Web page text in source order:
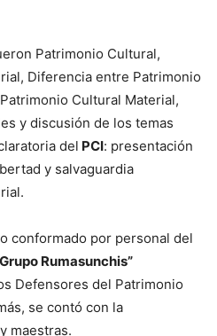
Patrimonio Cultural,
Diferencia entre Patrimonio
Cultural Material,
y discusión de los temas
del PCI: presentación
y salvaguardia
conformado por personal del
Rumasunchis”
Defensores del Patrimonio
se contó con la
maestras.